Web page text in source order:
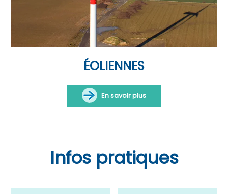
ÉOLIENNES
En savoir plus
Infos pratiques